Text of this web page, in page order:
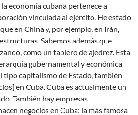
economía cubana pertenece a
vinculada al ejército. He estado
en China y, por ejemplo, en Irán,
Sabemos además que
como un tablero de ajedrez. Esta
gubernamental y económica,
tipo capitalismo de Estado, también
en Cuba. Cuba es actualmente un
También hay empresas
negocios en Cuba; la más famosa